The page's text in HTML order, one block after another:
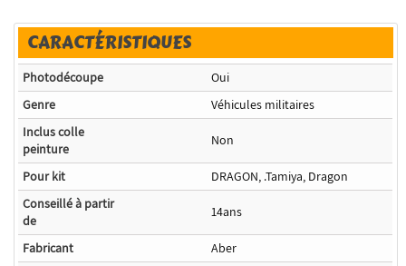
CARACTÉRISTIQUES
Photodécoupe
Oui
Genre
Véhicules militaires
Inclus colle
peinture
Non
Pour kit
DRAGON, .Tamiya, Dragon
Conseillé à partir
de
14ans
Fabricant
Aber